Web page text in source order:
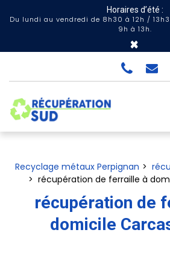
Horaires d’été :
Du lundi au vendredi de 8h30 à 12h /
9h à 13h.
×
Recyclage métaux Perpignan
récupération de ferraille à
récupération de
domicile
Panneau de gestion des cookies